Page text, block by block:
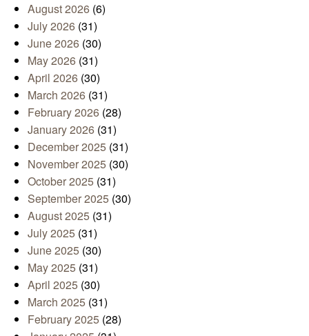
August 2026 (6)
July 2026 (31)
June 2026 (30)
May 2026 (31)
April 2026 (30)
March 2026 (31)
February 2026 (28)
January 2026 (31)
December 2025 (31)
November 2025 (30)
October 2025 (31)
September 2025 (30)
August 2025 (31)
July 2025 (31)
June 2025 (30)
May 2025 (31)
April 2025 (30)
March 2025 (31)
February 2025 (28)